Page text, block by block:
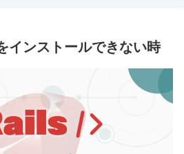
インストールできない時